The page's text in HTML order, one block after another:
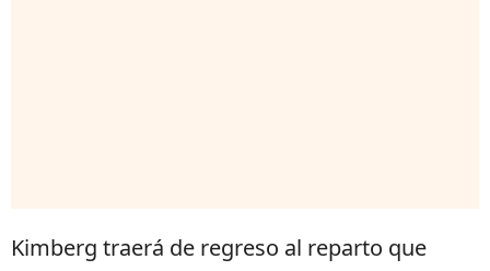
Kimberg traerá de regreso al reparto que